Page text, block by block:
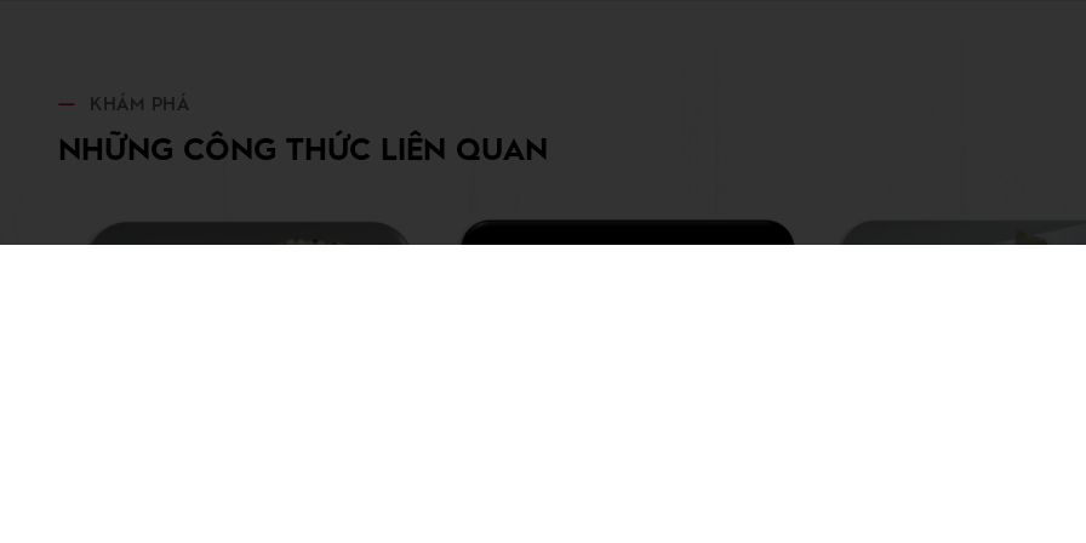
KHÁM PHÁ
NHỮNG CÔNG THỨC LIÊN QUAN